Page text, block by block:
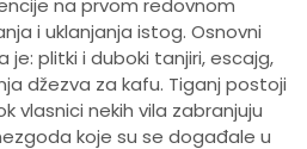
na prvom redovnom
i uklanjanja istog. Osnovni
je: plitki i duboki tanjiri, escajg,
džezva za kafu. Tiganj postoji
vlasnici nekih vila zabranjuju
koje su se događale u